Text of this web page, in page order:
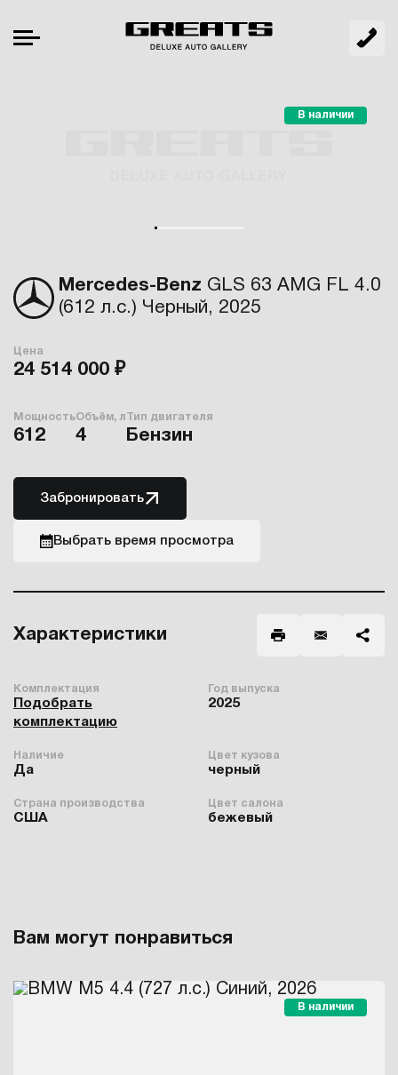
Mercedes-Benz GLS 63 AMG FL 4.0
(612 л.с.) Черный, 2025
В наличии
Цена
24 514 000 ₽
Мощность
612
Объём, л
4
Тип двигателя
Бензин
Забронировать
Выбрать время просмотра
Характеристики
Комплектация
Подобрать
комплектацию
Год выпуска
2025
Наличие
Да
Цвет кузова
черный
Страна производства
США
Цвет салона
бежевый
Вам могут понравиться
В наличии